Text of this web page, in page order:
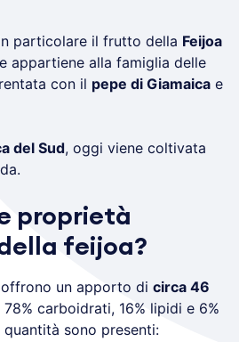
particolare il frutto della Feijoa
appartiene alla famiglia delle
con il pepe di Giamaica e
del Sud, oggi viene coltivata
proprietà
feijoa?
offrono un apporto di circa 46
carboidrati, 16% lipidi e 6%
sono presenti: